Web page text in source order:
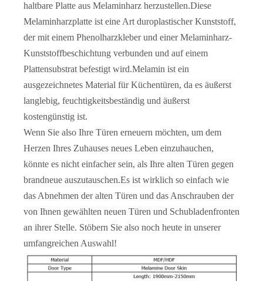
haltbare Platte aus Melaminharz herzustellen.Diese
Melaminharzplatte ist eine Art duroplastischer Kunststoff,
der mit einem Phenolharzkleber und einer Melaminharz-
Kunststoffbeschichtung verbunden und auf einem
Plattensubstrat befestigt wird.Melamin ist ein
ausgezeichnetes Material für Küchentüren, da es äußerst
langlebig, feuchtigkeitsbeständig und äußerst
kostengünstig ist.
Wenn Sie also Ihre Türen erneuern möchten, um dem
Herzen Ihres Zuhauses neues Leben einzuhauchen,
könnte es nicht einfacher sein, als Ihre alten Türen gegen
brandneue auszutauschen.Es ist wirklich so einfach wie
das Abnehmen der alten Türen und das Anschrauben der
von Ihnen gewählten neuen Türen und Schubladenfronten
an ihrer Stelle. Stöbern Sie also noch heute in unserer
umfangreichen Auswahl!